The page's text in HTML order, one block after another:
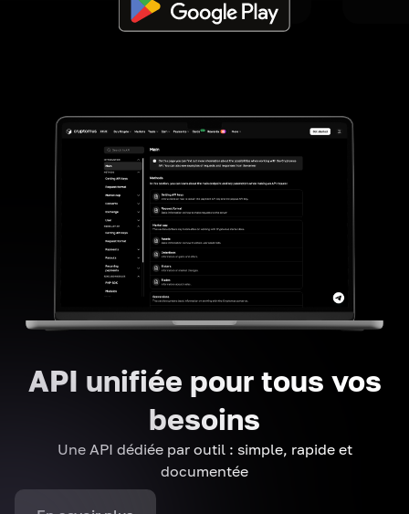
API unifiée pour tous vos
besoins
Une API dédiée par outil : simple, rapide et
documentée